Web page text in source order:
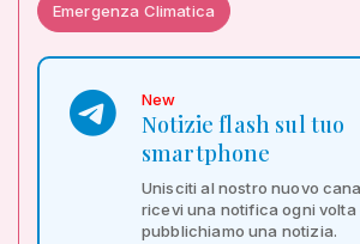
Emergenza Climatica
New
Notizie flash sul tuo
smartphone
Unisciti al nostro nuovo
ricevi una notifica ogni volta
pubblichiamo una notizia.